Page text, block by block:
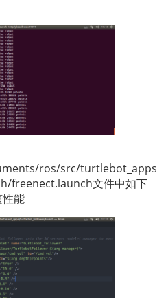
ros/src/turtlebot_apps
freenect.launch文件中如下
能